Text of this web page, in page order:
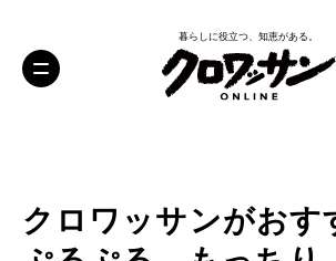
暮らしに役立つ、知恵がある。
クロワッサンがおす